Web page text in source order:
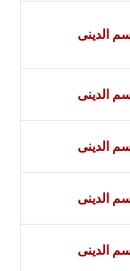
الدينى
الدينى
الدينى
الدينى
الدينى